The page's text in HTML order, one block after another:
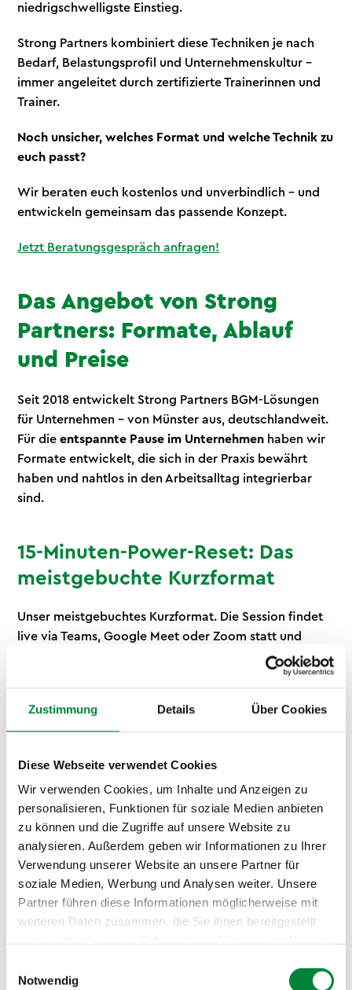
Zustimmung Details Über Cookies
Diese Webseite verwendet Cookies
Wir verwenden Cookies, um Inhalte und Anzeigen zu
personalisieren, Funktionen für soziale Medien anbieten
zu können und die Zugriffe auf unsere Website zu
analysieren. Außerdem geben wir Informationen zu Ihrer
Verwendung unserer Website an unsere Partner für
soziale Medien, Werbung und Analysen weiter. Unsere
Partner führen diese Informationen möglicherweise mit
weiteren Daten zusammen, die Sie ihnen bereitgestellt
Notwendig
niedrigschwelligste Einstieg.
Strong Partners kombiniert diese Techniken je nach
Bedarf, Belastungsprofil und Unternehmenskultur –
immer angeleitet durch zertifizierte Trainerinnen und
Trainer.
Noch unsicher, welches Format und welche Technik zu
euch passt?
Wir beraten euch kostenlos und unverbindlich – und
entwickeln gemeinsam das passende Konzept.
Jetzt Beratungsgespräch anfragen!
Das Angebot von Strong
Partners: Formate, Ablauf
und Preise
Seit 2018 entwickelt Strong Partners BGM-Lösungen
für Unternehmen - von Münster aus, deutschlandweit.
Für dieentspannte Pause im Unternehmen haben wir
Formate entwickelt, die sich in der Praxis bewährt
haben und nahtlos in den Arbeitsalltag integrierbar
sind.
15-Minuten-Power-Reset: Das
meistgebuchte Kurzformat
Unser meistgebuchtes Kurzformat. Die Session findet
live via Teams, Google Meet oder Zoom statt und
kombiniert Atemtechniken mit mentaler Fokussierung.
Ideal gegen das Nachmittagstief - ohne Vorwissen,
Workshop-Formar: Tiefgang und
nachhaltige Wirkung